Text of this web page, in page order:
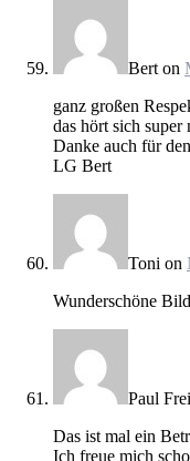
Bert on
ganz großen
das hört sich
Danke auch für
LG Bert
Toni on
Wunderschöne
Paul
Das ist mal ein
Ich freue mich